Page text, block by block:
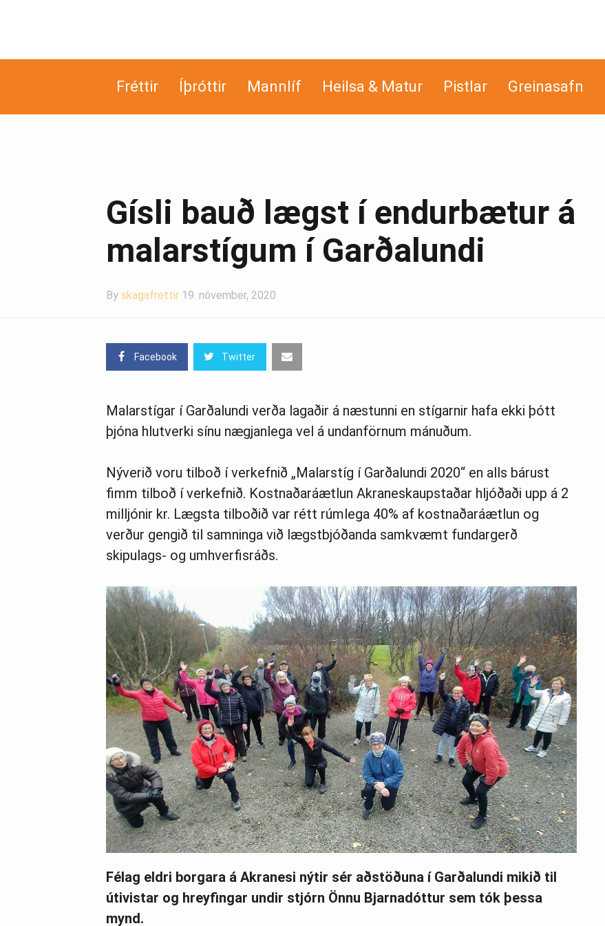
Fréttir Íþróttir Mannlíf Heilsa & Matur Pistlar Greinasafn
Gísli bauð lægst í endurbætur á
malarstígum í Garðalundi
By skagafrettir 19. nóvember, 2020
Facebook Twitter
Malarstígar í Garðalundi verða lagaðir á næstunni en stígarnir hafa ekki þótt
þjóna hlutverki sínu nægjanlega vel á undanförnum mánuðum.
Nýverið voru tilboð í verkefnið „Malarstíg í Garðalundi 2020“ en alls bárust
fimm tilboð í verkefnið. Kostnaðaráætlun Akraneskaupstaðar hljóðaði upp á 2
milljónir kr. Lægsta tilboðið var rétt rúmlega 40% af kostnaðaráætlun og
verður gengið til samninga við lægstbjóðanda samkvæmt fundargerð
skipulags- og umhverfisráðs.
Félag eldri borgara á Akranesi nýtir sér aðstöðuna í Garðalundi mikið til
útivistar og hreyfingar undir stjórn Önnu Bjarnadóttur sem tók þessa
mynd.